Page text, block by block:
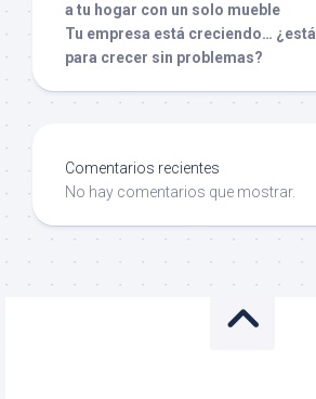
a tu hogar con un solo mueble
Tu empresa está creciendo…
para crecer sin problemas?
Comentarios recientes
No hay comentarios que mostrar.